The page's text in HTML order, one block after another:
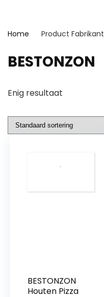
Home Product Fabrikant
BESTONZON
Enig resultaat
BESTONZON
Houten Pizza